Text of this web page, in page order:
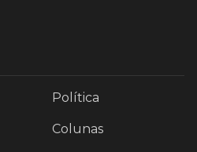
Política
Colunas